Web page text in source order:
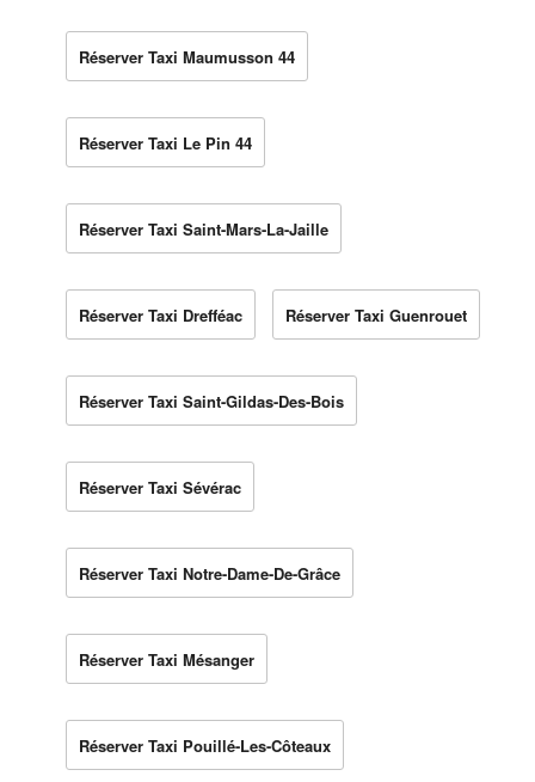
Réserver Taxi Maumusson 44
Réserver Taxi Le Pin 44
Réserver Taxi Saint-Mars-La-Jaille
Réserver Taxi Drefféac Réserver Taxi Guenrouet
Réserver Taxi Saint-Gildas-Des-Bois
Réserver Taxi Sévérac
Réserver Taxi Notre-Dame-De-Grâce
Réserver Taxi Mésanger
Réserver Taxi Pouillé-Les-Côteaux